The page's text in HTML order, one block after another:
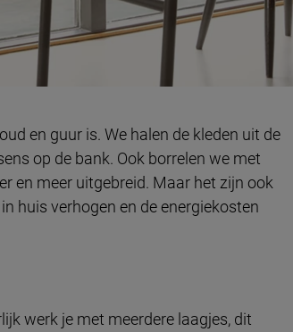
en guur is. We halen de kleden uit de
op de bank. Ook borrelen we met
en meer uitgebreid. Maar het zijn ook
huis verhogen en de energiekosten
werk je met meerdere laagjes, dit